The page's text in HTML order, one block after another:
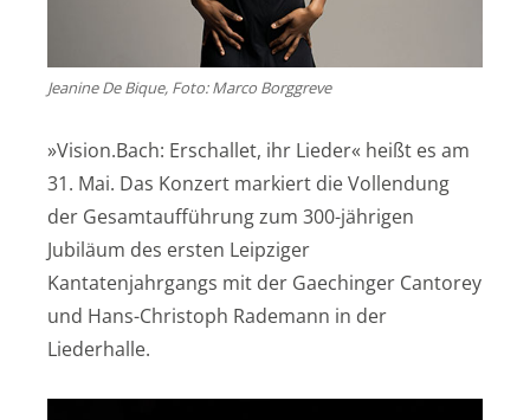
Jeanine De Bique, Foto: Marco Borggreve
»Vision.Bach: Erschallet, ihr Lieder« heißt es am
31. Mai. Das Konzert markiert die Vollendung
der Gesamtaufführung zum 300-jährigen
Jubiläum des ersten Leipziger
Kantatenjahrgangs mit der Gaechinger Cantorey
und Hans-Christoph Rademann in der
Liederhalle.